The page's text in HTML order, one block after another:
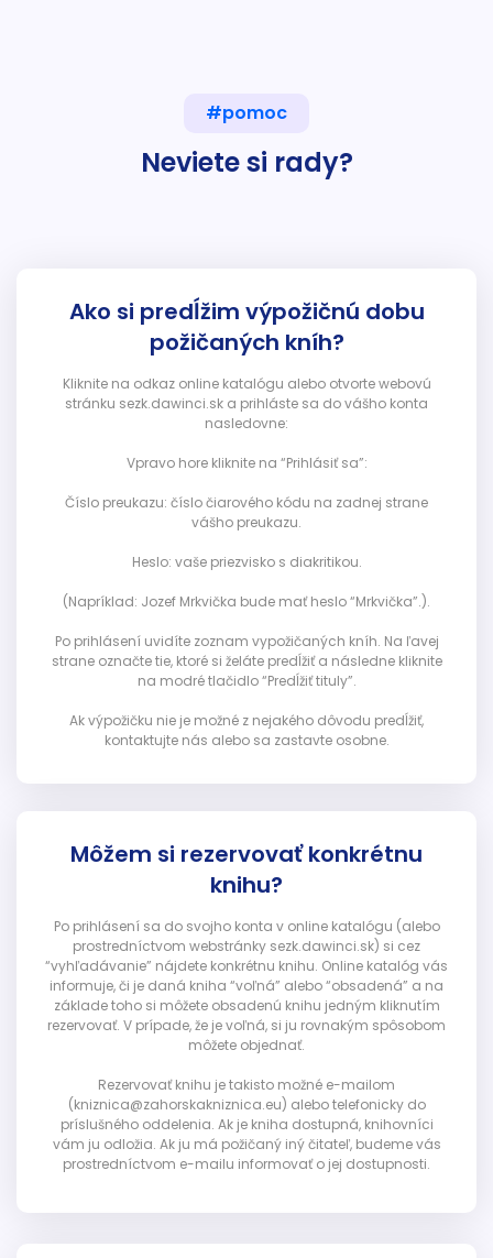
#pomoc
Neviete si rady?
Ako si predĺžim výpožičnú dobu
požičaných kníh?
Kliknite na odkaz online katalógu alebo otvorte webovú
stránku sezk.dawinci.sk a prihláste sa do vášho konta
nasledovne:
Vpravo hore kliknite na “Prihlásiť sa”:
Číslo preukazu: číslo čiarového kódu na zadnej strane
vášho preukazu.
Heslo: vaše priezvisko s diakritikou.
(Napríklad: Jozef Mrkvička bude mať heslo “Mrkvička”.).
Po prihlásení uvidíte zoznam vypožičaných kníh. Na ľavej
strane označte tie, ktoré si želáte predĺžiť a následne kliknite
na modré tlačidlo “Predĺžiť tituly”.
Ak výpožičku nie je možné z nejakého dôvodu predĺžiť,
kontaktujte nás alebo sa zastavte osobne.
Môžem si rezervovať konkrétnu
knihu?
Po prihlásení sa do svojho konta v online katalógu (alebo
prostredníctvom webstránky sezk.dawinci.sk) si cez
“vyhľadávanie” nájdete konkrétnu knihu. Online katalóg vás
informuje, či je daná kniha “voľná” alebo “obsadená” a na
základe toho si môžete obsadenú knihu jedným kliknutím
rezervovať. V prípade, že je voľná, si ju rovnakým spôsobom
môžete objednať.
Rezervovať knihu je takisto možné e-mailom
(kniznica@zahorskakniznica.eu) alebo telefonicky do
príslušného oddelenia. Ak je kniha dostupná, knihovníci
vám ju odložia. Ak ju má požičaný iný čitateľ, budeme vás
prostredníctvom e-mailu informovať o jej dostupnosti.